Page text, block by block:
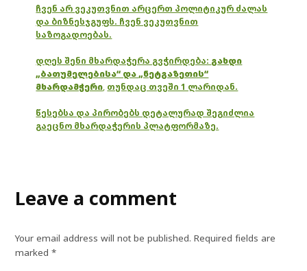
ჩვენ არ ვეკუთვნით არცერთ პოლიტიკურ ძალას
და ბიზნესჯგუფს. ჩვენ ვეკუთვნით
საზოგადოებას.
დღეს შენი მხარდაჭერა გვჭირდება: გახდი
„ბათუმელებისა“ და „ნეტგაზეთის“
მხარდამჭერი, თუნდაც თვეში 1 ლარიდან.
წესებსა და პირობებს დეტალურად შეგიძლია
გაეცნო მხარდაჭერის პლატფორმაზე.
Leave a comment
Your email address will not be published. Required fields are
marked*